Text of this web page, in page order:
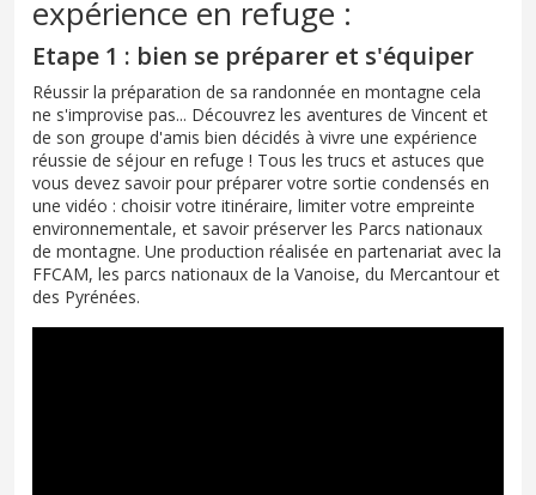
expérience en refuge :
Etape 1 : bien se préparer et s'équiper
Réussir la préparation de sa randonnée en montagne cela
ne s'improvise pas... Découvrez les aventures de Vincent et
de son groupe d'amis bien décidés à vivre une expérience
réussie de séjour en refuge ! Tous les trucs et astuces que
vous devez savoir pour préparer votre sortie condensés en
une vidéo : choisir votre itinéraire, limiter votre empreinte
environnementale, et savoir préserver les Parcs nationaux
de montagne. Une production réalisée en partenariat avec la
FFCAM, les parcs nationaux de la Vanoise, du Mercantour et
des Pyrénées.